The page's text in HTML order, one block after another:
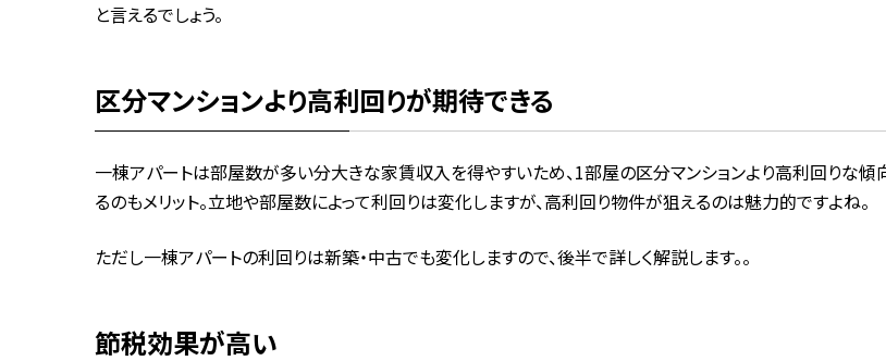
と言えるでしょう。
区分マンションより高利回りが期待できる
一棟アパートは部屋数が多い分大きな家賃収入を得やすいため、1部屋の区分マンションより高利回りな傾
るのもメリット。立地や部屋数によって利回りは変化しますが、高利回り物件が狙えるのは魅力的ですよね。
ただし一棟アパートの利回りは新築・中古でも変化しますので、後半で詳しく解説します。。
節税効果が高い